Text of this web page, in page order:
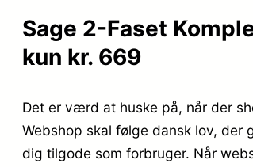
Sage 2-Faset
kun kr. 669
Det er værd at huske på, når der
Webshop skal følge dansk lov, der
dig tilgode som forbruger. Når